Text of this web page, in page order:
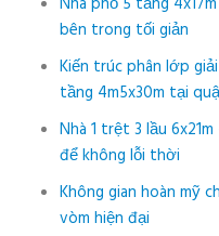
bên trong tối giản
Kiến trúc phân lớp
tầng 4m5x30m tại
Nhà 1 trệt 3 lầu
để không lỗi thời
Không gian hoàn mỹ
vòm hiện đại